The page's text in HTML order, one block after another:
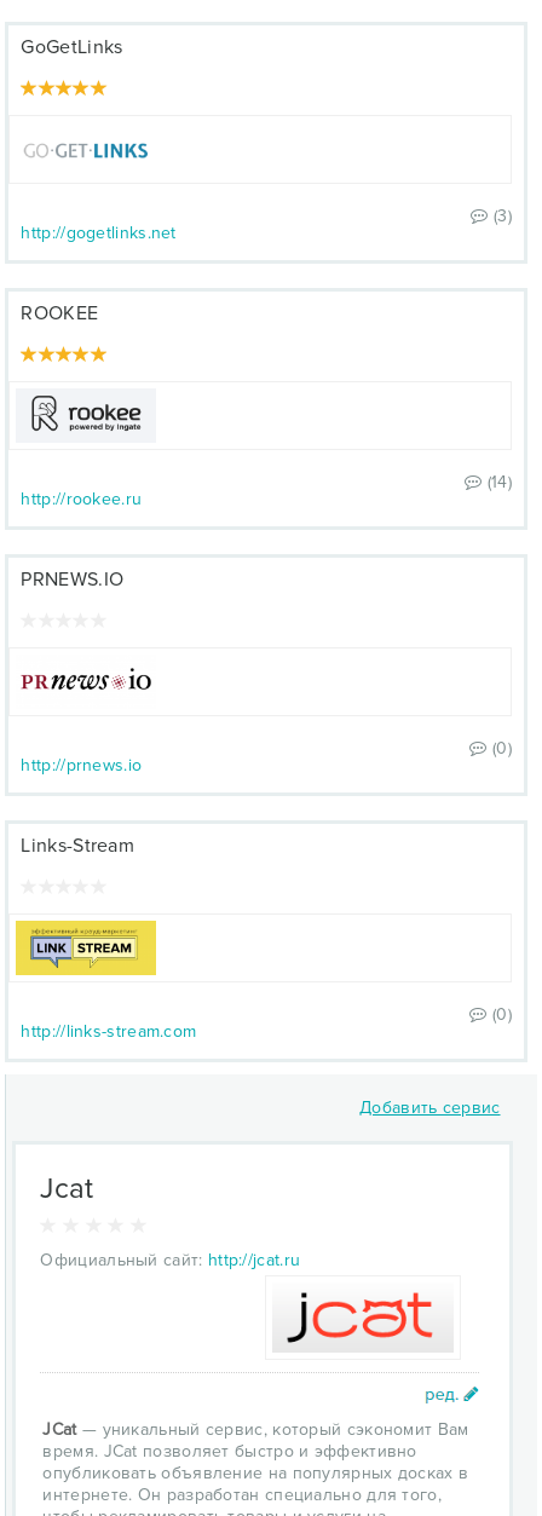
GoGetLinks
(3)
http://gogetlinks.net
ROOKEE
(14)
http://rookee.ru
PRNEWS.IO
(0)
http://prnews.io
Links-Stream
(0)
http://links-stream.com
Добавить сервис
Jcat
Официальный сайт: http://jcat.ru
JCat— уникальный сервис, который сэкономит Вам
время. JCat позволяет быстро и эффективно
опубликовать объявление на популярных досках в
интернете. Он разработан специально для того,